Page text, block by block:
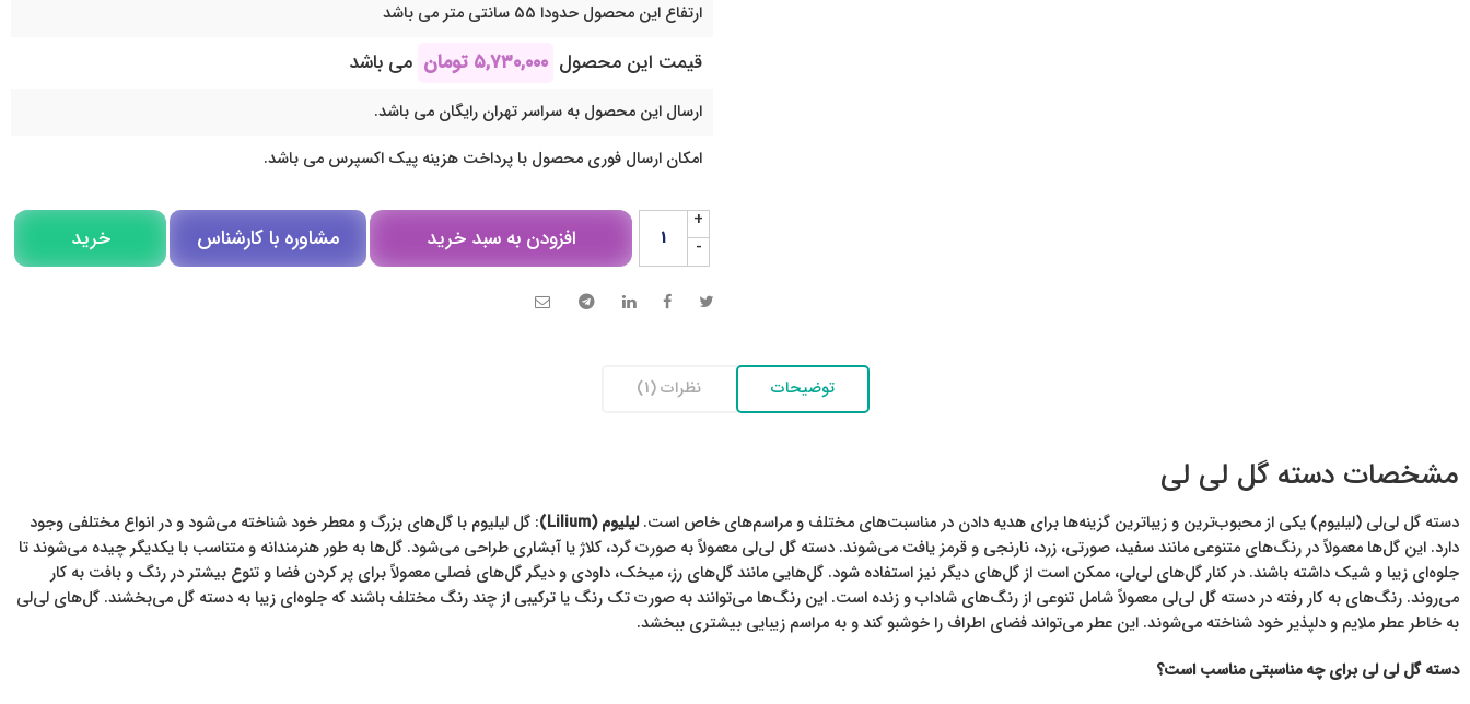
ارتفاع این محصول حدودا 55 سانتی متر می باشد
قیمت این محصول ۵,۷۳۰,۰۰۰ تومان می باشد
ارسال این محصول به سراسر تهران رایگان می باشد.
امکان ارسال فوری محصول با پرداخت هزینه پیک اکسپرس می باشد.
+
-
افزودن به سبد خرید مشاوره با کارشناس خرید
توضیحات نظرات (1)
مشخصات دسته گل لی لی
دسته گل لی‌لی (لیلیوم) یکی از محبوب‌ترین و زیباترین گزینه‌ها برای هدیه دادن در مناسبت‌های مختلف و مراسم‌های خاص است.لیلیوم (Lilium)
: گل لیلیوم با گل‌های بزرگ و معطر خود شناخته می‌شود و در انواع مختلفی وجود
دارد. این گل‌ها معمولاً در رنگ‌های متنوعی مانند سفید، صورتی، زرد، نارنجی و قرمز یافت می‌شوند. دسته گل لی‌لی معمولاً به صورت گرد، کلاژ یا آبشاری طراحی می‌شود. گل‌ها به طور هنرمندانه و متناسب با یکدیگر چیده می‌شوند تا
جلوه‌ای زیبا و شیک داشته باشند. در کنار گل‌های لی‌لی، ممکن است از گل‌های دیگر نیز استفاده شود. گل‌هایی مانند گل‌های رز، میخک، داودی و دیگر گل‌های فصلی معمولاً برای پر کردن فضا و تنوع بیشتر در رنگ و بافت به کار
می‌روند. رنگ‌های به کار رفته در دسته گل لی‌لی معمولاً شامل تنوعی از رنگ‌های شاداب و زنده است. این رنگ‌ها می‌توانند به صورت تک رنگ یا ترکیبی از چند رنگ مختلف باشند که جلوه‌ای زیبا به دسته گل می‌بخشند. گل‌های لی‌لی
به خاطر عطر ملایم و دلپذیر خود شناخته می‌شوند. این عطر می‌تواند فضای اطراف را خوشبو کند و به مراسم زیبایی بیشتری ببخشد.
دسته گل لی لی برای چه مناسبتی مناسب است؟